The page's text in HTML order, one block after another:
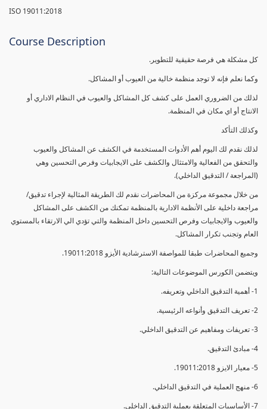
ISO 19011:2018
Course Description
كل مشكلة هي فرصة حقيقية للتطوير.
وكما نعلم فإنه لا توجد منظمة خالية من العيوب أو المشاكل.
لذلك من الضروري العمل على كشف كل المشاكل والعيوب في النظام الاداري أو
الانتاج أو اي مكان في المنظمة.
وكذلك التأكد
لذلك نقدم لك اليوم أهم الأدوات المستخدمة في الكشف عن المشاكل والعيوب
والتحقق من الفعالية والامتثال والكشف على الايجابيات وفرص التحسين وهي
(المراجعة / التدقيق الداخلي).
من خلال مجموعة مركزة من المحاضرات نقدم لك الطريقة المثالية لإجراء تدقيق/
مراجعة داخلية على الأنظمة الادارية بالمنظمة تمكنك من الكشف على المشاكل
والعيوب والايجابيات وفرص التحسين داخل المنظمة والتي تؤدي الي الارتقاء بالمستوي
العام وتجنب تكرار المشاكل.
وجميع المحاضرات طبقا للمواصفة الاسترشادية الأيزو 19011:2018.
ويتضمن الكورس الموضوعات التالية:
1- أهمية التدقيق الداخلي وتعريفه.
2- تعريف التدقيق وأنواعه الرئيسية.
3- تعريفات ومفاهيم عن التدقيق الداخلي.
4- مبادئ التدقيق.
5- معيار الايزو 19011:2018.
6- منهج العملية في التدقيق الداخلي.
7- الأساسيات المتعلقة بعملية التدقيق الداخلي.